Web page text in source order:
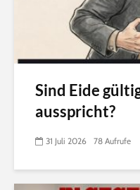
Sind Eide
ausspricht?
31 Juli 2026 78 Aufrufe